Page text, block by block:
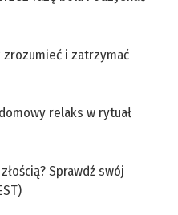
i zatrzymać
relaks w rytuał
Sprawdź swój